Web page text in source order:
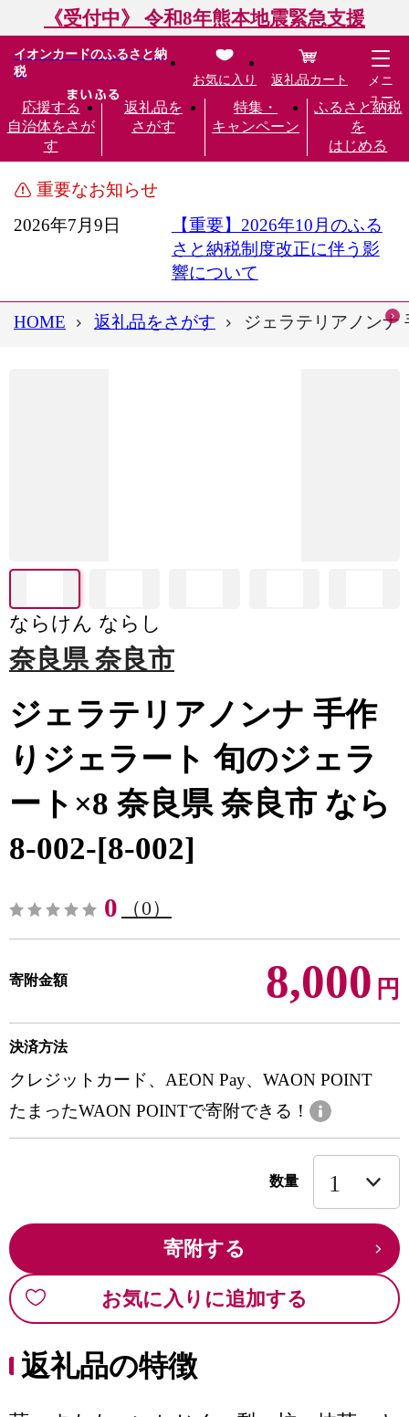
《受付中》 令和8年熊本地震緊急支援
イオンカードのふるさと納
税
応援する
自治体をさが
す
返礼品を
さがす
特集・
キャンペーン
ふるさと納税
を
はじめる
お気に入り 返礼品カート
メニ
ュー
重要なお知らせ
2026年7月9日
【重要】2026年10月のふる
さと納税制度改正に伴う影
響について
HOME 返礼品をさがす ジェラテリアノンナ
ならけん ならし
奈良県 奈良市
ジェラテリアノンナ 手作
りジェラート 旬のジェラ
ート×8 奈良県 奈良市 なら
8-002-[8-002]
0 （0）
寄附金額 8,000 円
決済方法
クレジットカード、AEON Pay、WAON POINT
たまったWAON POINTで寄附できる！
数量
寄附する
お気に入りに追加する
返礼品の特徴